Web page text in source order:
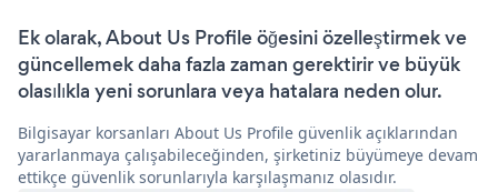
Ek olarak, About Us Profile öğesini özelleştirmek ve
güncellemek daha fazla zaman gerektirir ve büyük
olasılıkla yeni sorunlara veya hatalara neden olur.
Bilgisayar korsanları About Us Profile güvenlik açıklarından
yararlanmaya çalışabileceğinden, şirketiniz büyümeye devam
ettikçe güvenlik sorunlarıyla karşılaşmanız olasıdır.